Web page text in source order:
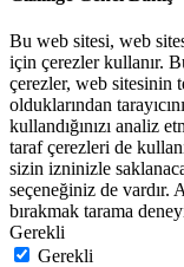
Bu web sitesi, web
için çerezler kullanır.
çerezler, web sitesinin
olduklarından
kullandığınızı analiz
taraf çerezleri de
sizin izninizle
seçeneğiniz de vardır.
bırakmak tarama
Gerekli
Gerekli